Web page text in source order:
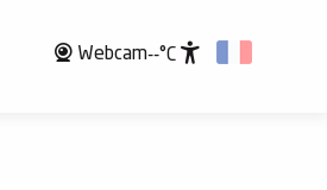
Webcam--°C